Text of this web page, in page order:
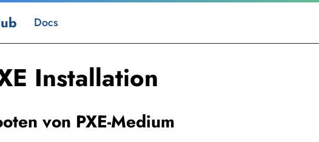
Docs
Installation
von PXE-Medium